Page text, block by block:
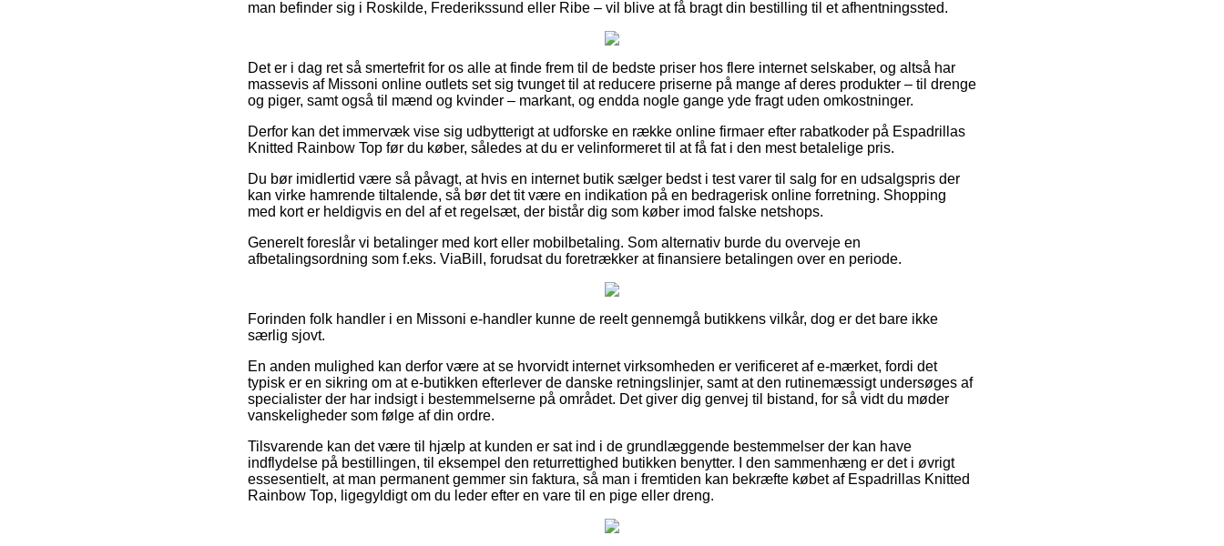
man befinder sig i Roskilde, Frederikssund eller Ribe – vil blive at få bragt din bestilling til et afhentningssted.
Det er i dag ret så smertefrit for os alle at finde frem til de bedste priser hos flere internet selskaber, og altså har
massevis af Missoni online outlets set sig tvunget til at reducere priserne på mange af deres produkter – til drenge
og piger, samt også til mænd og kvinder – markant, og endda nogle gange yde fragt uden omkostninger.
Derfor kan det immervæk vise sig udbytterigt at udforske en række online firmaer efter rabatkoder på Espadrillas
Knitted Rainbow Top før du køber, således at du er velinformeret til at få fat i den mest betalelige pris.
Du bør imidlertid være så påvagt, at hvis en internet butik sælger bedst i test varer til salg for en udsalgspris der
kan virke hamrende tiltalende, så bør det tit være en indikation på en bedragerisk online forretning. Shopping
med kort er heldigvis en del af et regelsæt, der bistår dig som køber imod falske netshops.
Generelt foreslår vi betalinger med kort eller mobilbetaling. Som alternativ burde du overveje en
afbetalingsordning som f.eks. ViaBill, forudsat du foretrækker at finansiere betalingen over en periode.
Forinden folk handler i en Missoni e-handler kunne de reelt gennemgå butikkens vilkår, dog er det bare ikke
særlig sjovt.
En anden mulighed kan derfor være at se hvorvidt internet virksomheden er verificeret af e-mærket, fordi det
typisk er en sikring om at e-butikken efterlever de danske retningslinjer, samt at den rutinemæssigt undersøges af
specialister der har indsigt i bestemmelserne på området. Det giver dig genvej til bistand, for så vidt du møder
vanskeligheder som følge af din ordre.
Tilsvarende kan det være til hjælp at kunden er sat ind i de grundlæggende bestemmelser der kan have
indflydelse på bestillingen, til eksempel den returrettighed butikken benytter. I den sammenhæng er det i øvrigt
essesentielt, at man permanent gemmer sin faktura, så man i fremtiden kan bekræfte købet af Espadrillas Knitted
Rainbow Top, ligegyldigt om du leder efter en vare til en pige eller dreng.